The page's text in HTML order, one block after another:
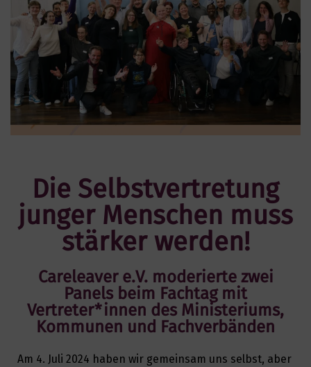
Die Selbstvertretung
junger Menschen muss
stärker werden!
Careleaver e.V. moderierte zwei
Panels beim Fachtag mit
Vertreter*innen des Ministeriums,
Kommunen und Fachverbänden
Am 4. Juli 2024 haben wir gemeinsam uns selbst, aber